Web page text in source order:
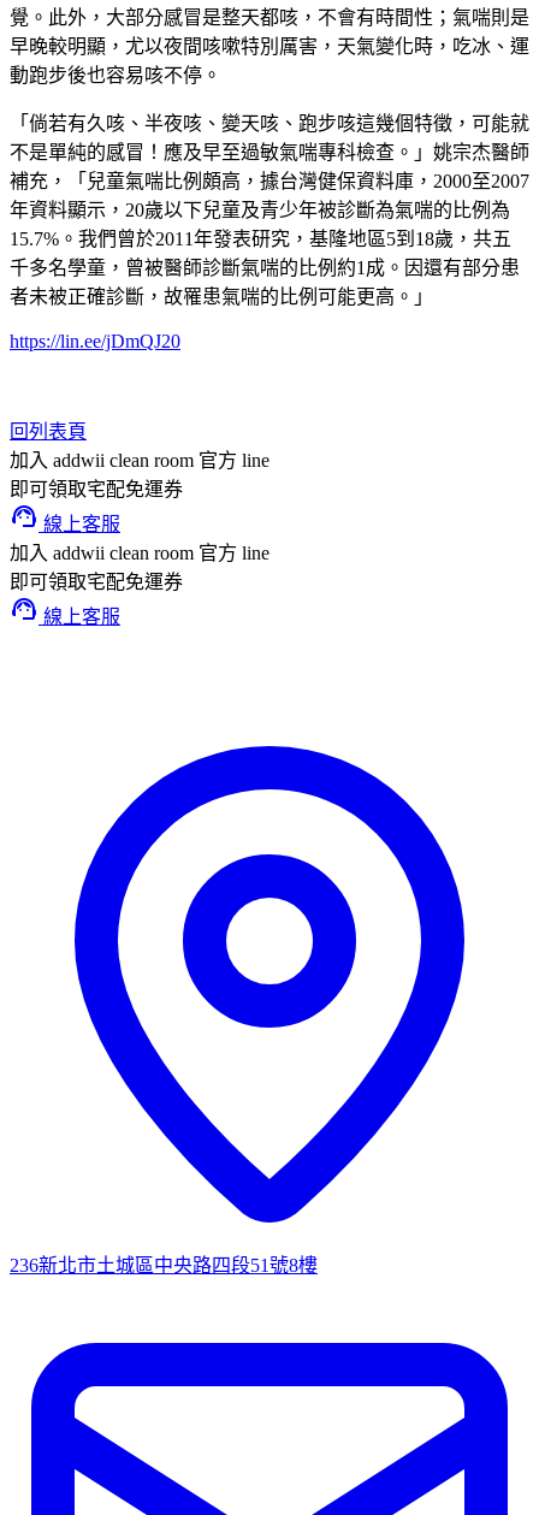
覺。此外，大部分感冒是整天都咳，不會有時間性；氣喘則是
早晚較明顯，尤以夜間咳嗽特別厲害，天氣變化時，吃冰、運
動跑步後也容易咳不停。
「倘若有久咳、半夜咳、變天咳、跑步咳這幾個特徵，可能就
不是單純的感冒！應及早至過敏氣喘專科檢查。」姚宗杰醫師
補充，「兒童氣喘比例頗高，據台灣健保資料庫，2000至2007
年資料顯示，20歲以下兒童及青少年被診斷為氣喘的比例為
15.7%。我們曾於2011年發表研究，基隆地區5到18歲，共五
千多名學童，曾被醫師診斷氣喘的比例約1成。因還有部分患
者未被正確診斷，故罹患氣喘的比例可能更高。」
https://lin.ee/jDmQJ20
回列表頁
加入 addwii clean room 官方 line
即可領取宅配免運券
support_agent 線上客服
加入 addwii clean room 官方 line
即可領取宅配免運券
support_agent 線上客服
236新北市土城區中央路四段51號8樓